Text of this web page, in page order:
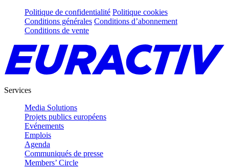
Politique de confidentialité Politique cookies
Conditions générales Conditions d’abonnement
Conditions de vente
Services
Media Solutions
Projets publics européens
Evénements
Emplois
Agenda
Communiqués de presse
Members’ Circle